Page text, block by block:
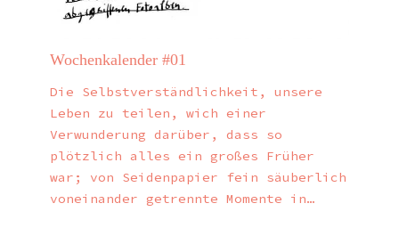
Wochenkalender #01
Die Selbstverständlichkeit, unsere
Leben zu teilen, wich einer
Verwunderung darüber, dass so
plötzlich alles ein großes Früher
war; von Seidenpapier fein säuberlich
voneinander getrennte Momente in…